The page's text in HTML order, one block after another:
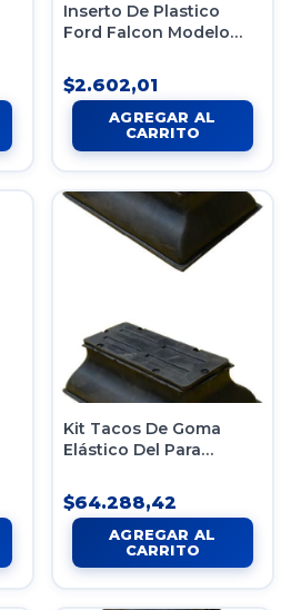
Inserto De Plastico
Ford Falcon Modelo
$2.602,01
Kit Tacos De Goma
Elástico Del Para
$64.288,42